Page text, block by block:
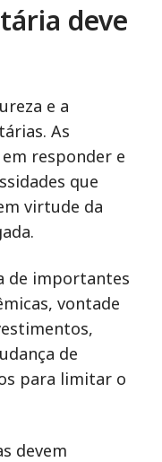
deve
e a
As
responder e
que
virtude da
de importantes
vontade
de
para limitar o
devem